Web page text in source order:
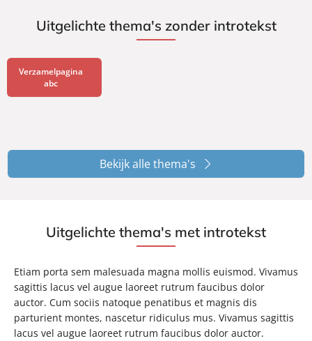
Uitgelichte thema's zonder introtekst
Verzamelpagina
abc
Bekijk alle thema's
Uitgelichte thema's met introtekst
Etiam porta sem malesuada magna mollis euismod. Vivamus
sagittis lacus vel augue laoreet rutrum faucibus dolor
auctor. Cum sociis natoque penatibus et magnis dis
parturient montes, nascetur ridiculus mus. Vivamus sagittis
lacus vel augue laoreet rutrum faucibus dolor auctor.